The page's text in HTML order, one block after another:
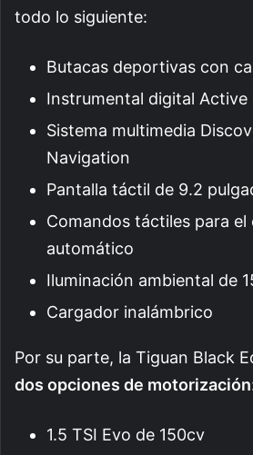
todo lo siguiente:
Butacas deportivas con
Instrumental digital Active
Sistema multimedia
Navigation
Pantalla táctil de 9.2
Comandos táctiles para
automático
Iluminación ambiental de
Cargador inalámbrico
Por su parte, la Tiguan Black
dos opciones de motorización
1.5 TSI Evo de 150cv